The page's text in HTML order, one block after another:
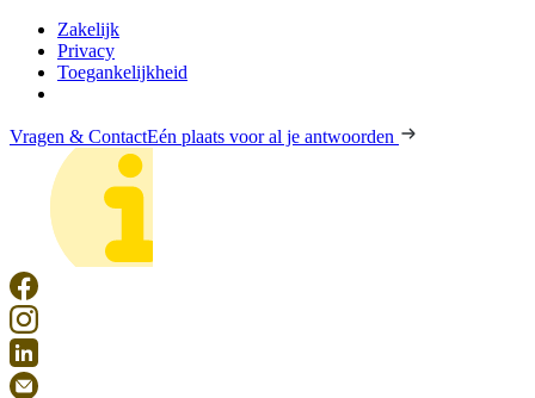
Zakelijk
Privacy
Toegankelijkheid
Vragen & ContactEén plaats voor al je antwoorden